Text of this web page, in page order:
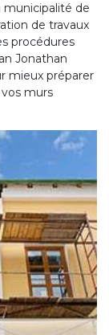
municipalité de
de travaux
procédures
Jonathan
mieux préparer
murs